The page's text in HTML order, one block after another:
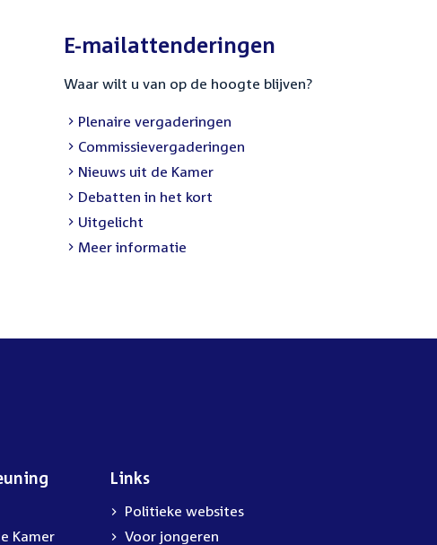
E-mailattenderingen
Waar wilt u van op de hoogte blijven?
Plenaire vergaderingen
Commissievergaderingen
Nieuws uit de Kamer
Debatten in het kort
Uitgelicht
Meer informatie
Kamer
Links
Politieke websites
Voor jongeren